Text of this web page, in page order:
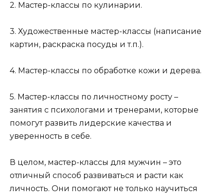
2. Мастер-классы по кулинарии.
3. Художественные мастер-классы (написание
картин, раскраска посуды и т.п.).
4. Мастер-классы по обработке кожи и дерева.
5. Мастер-классы по личностному росту –
занятия с психологами и тренерами, которые
помогут развить лидерские качества и
уверенность в себе.
В целом, мастер-классы для мужчин – это
отличный способ развиваться и расти как
личность. Они помогают не только научиться